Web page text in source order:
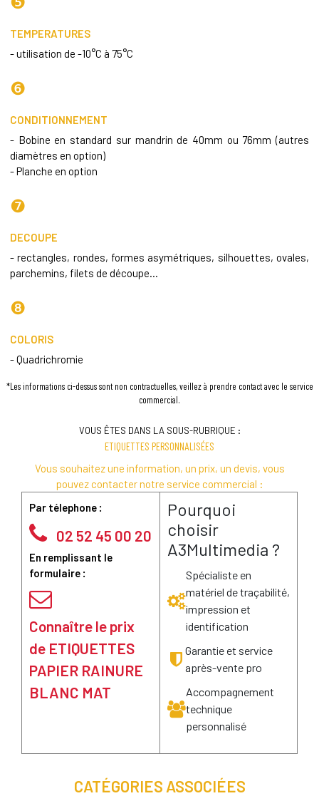
TEMPERATURES
- utilisation de -10°C à 75°C
❻
CONDITIONNEMENT
- Bobine en standard sur mandrin de 40mm ou 76mm (autres
diamètres en option)
- Planche en option
❼
DECOUPE
- rectangles, rondes, formes asymétriques, silhouettes, ovales,
parchemins, filets de découpe...
❽
COLORIS
- Quadrichromie
*Les informations ci-dessus sont non contractuelles, veillez à prendre contact avec le service
commercial.
VOUS ÊTES DANS LA SOUS-RUBRIQUE :
ETIQUETTES PERSONNALISÉES
Vous souhaitez une information, un prix, un devis, vous
pouvez contacter notre service commercial :
Par télephone :
02 52 45 00 20
En remplissant le
formulaire :
Connaître le prix
de ETIQUETTES
PAPIER RAINURE
BLANC MAT
Pourquoi
choisir
A3Multimedia ?
Spécialiste en
matériel de traçabilité,
impression et
identification
Garantie et service
après-vente pro
Accompagnement
technique
personnalisé
CATÉGORIES ASSOCIÉES